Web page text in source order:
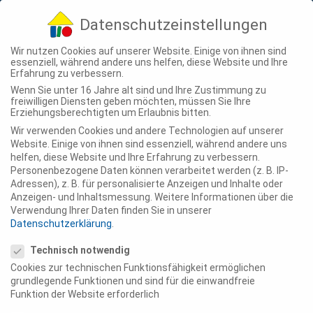
ÜBER UNS
Datenschutzeinstellungen
Wir nutzen Cookies auf unserer Website. Einige von ihnen sind
essenziell, während andere uns helfen, diese Website und Ihre
Erfahrung zu verbessern.
Wenn Sie unter 16 Jahre alt sind und Ihre Zustimmung zu
freiwilligen Diensten geben möchten, müssen Sie Ihre
Erziehungsberechtigten um Erlaubnis bitten.
Wir verwenden Cookies und andere Technologien auf unserer
Website. Einige von ihnen sind essenziell, während andere uns
helfen, diese Website und Ihre Erfahrung zu verbessern.
Personenbezogene Daten können verarbeitet werden (z. B. IP-
Adressen), z. B. für personalisierte Anzeigen und Inhalte oder
Anzeigen- und Inhaltsmessung. Weitere Informationen über die
Verwendung Ihrer Daten finden Sie in unserer
Datenschutzerklärung
Technisch notwendig
Cookies zur technischen Funktionsfähigkeit ermöglichen
grundlegende Funktionen und sind für die einwandfreie
Funktion der Website erforderlich